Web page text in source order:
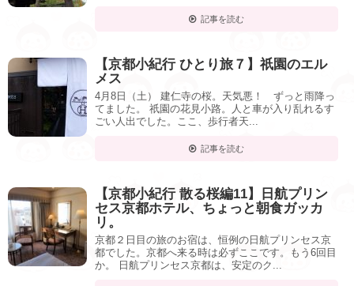
記事を読む
【京都小紀行 ひとり旅７】祇園のエル
メス
4月8日（土） 建仁寺の桜。天気悪！ ずっと雨降っ
てました。 祇園の花見小路。人と車が入り乱れるす
ごい人出でした。ここ、歩行者天...
記事を読む
【京都小紀行 散る桜編11】日航プリン
セス京都ホテル、ちょっと朝食ガッカ
リ。
京都２日目の旅のお宿は、恒例の日航プリンセス京
都でした。京都へ来る時は必ずここです。もう6回目
か。 日航プリンセス京都は、安定のク...